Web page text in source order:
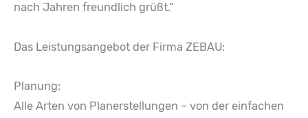
nach Jahren freundlich grüßt.“
Das Leistungsangebot der Firma ZEBAU:
Planung:
Alle Arten von Planerstellungen – von der einfachen